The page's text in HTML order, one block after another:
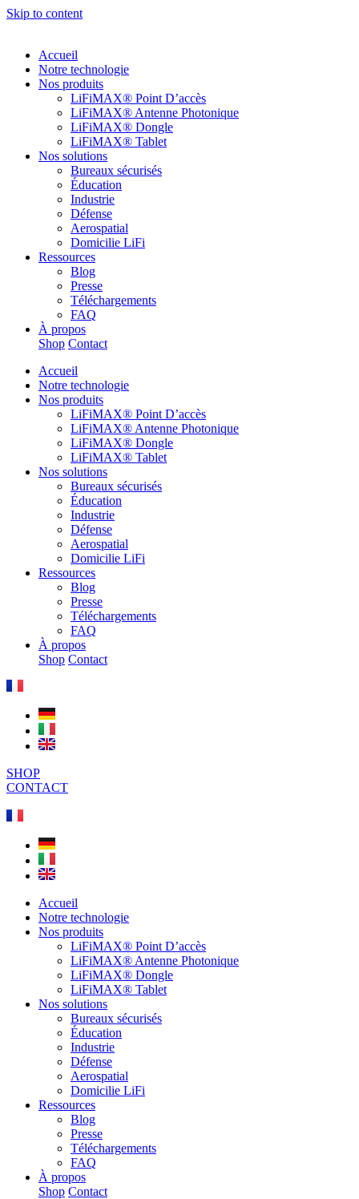
Skip to content
Accueil
Notre technologie
Nos produits
LiFiMAX® Point D’accès
LiFiMAX® Antenne Photonique
LiFiMAX® Dongle
LiFiMAX® Tablet
Nos solutions
Bureaux sécurisés
Éducation
Industrie
Défense
Aerospatial
Domicilie LiFi
Ressources
Blog
Presse
Téléchargements
FAQ
À propos
Shop Contact
Accueil
Notre technologie
Nos produits
LiFiMAX® Point D’accès
LiFiMAX® Antenne Photonique
LiFiMAX® Dongle
LiFiMAX® Tablet
Nos solutions
Bureaux sécurisés
Éducation
Industrie
Défense
Aerospatial
Domicilie LiFi
Ressources
Blog
Presse
Téléchargements
FAQ
À propos
Shop Contact
SHOP
CONTACT
Accueil
Notre technologie
Nos produits
LiFiMAX® Point D’accès
LiFiMAX® Antenne Photonique
LiFiMAX® Dongle
LiFiMAX® Tablet
Nos solutions
Bureaux sécurisés
Éducation
Industrie
Défense
Aerospatial
Domicilie LiFi
Ressources
Blog
Presse
Téléchargements
FAQ
À propos
Shop Contact